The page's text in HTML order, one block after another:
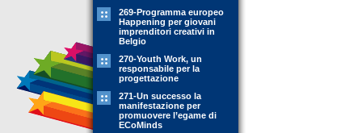
269-Programma europeo
Happening per giovani
imprenditori creativi in
Belgio
270-Youth Work, un
responsabile per la
progettazione
271-Un successo la
manifestazione per
promuovere l’egame di
ECoMinds